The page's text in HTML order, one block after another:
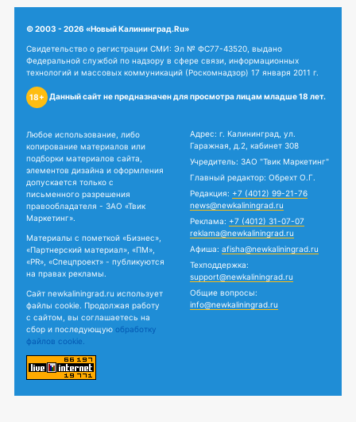
© 2003 - 2026 «Новый Калининград.Ru»
Свидетельство о регистрации СМИ: Эл № ФС77-43520, выдано
Федеральной службой по надзору в сфере связи, информационных
технологий и массовых коммуникаций (Роскомнадзор) 17 января 2011 г.
18+ Данный сайт не предназначен для просмотра лицам младше 18 лет.
Любое использование, либо
копирование материалов или
подборки материалов сайта,
элементов дизайна и оформления
допускается только с
письменного разрешения
правообладателя - ЗАО «Твик
Маркетинг».
Материалы с пометкой «Бизнес»,
«Партнерский материал», «ПМ»,
«PR», «Спецпроект» - публикуются
на правах рекламы.
Сайт newkaliningrad.ru использует
файлы cookie. Продолжая работу
с сайтом, вы соглашаетесь на
сбор и последующую обработку
файлов cookie.
Адрес: г. Калининград, ул.
Гаражная, д.2, кабинет 308
Учредитель: ЗАО "Твик Маркетинг"
Главный редактор: Обрехт О.Г.
Редакция: +7 (4012) 99-21-76
news@newkaliningrad.ru
Реклама: +7 (4012) 31-07-07
reklama@newkaliningrad.ru
Афиша: afisha@newkaliningrad.ru
Техподдержка:
support@newkaliningrad.ru
Общие вопросы:
info@newkaliningrad.ru